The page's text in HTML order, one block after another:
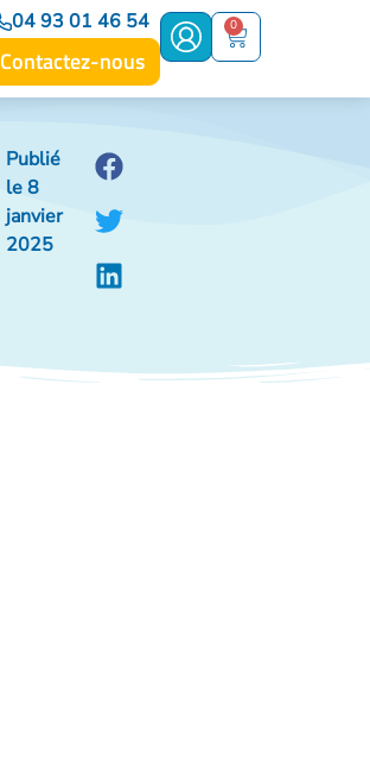
04 93 01 46 54
Contactez-nous
0
Publié
le8
janvier
2025